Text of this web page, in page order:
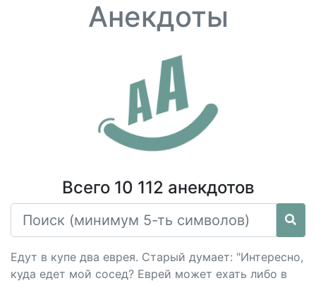
Анекдоты
Всего 10 112 анекдотов
Едут в купе два еврея. Старый думает: "Интересно,
куда едет мой сосед? Еврей может ехать либо в